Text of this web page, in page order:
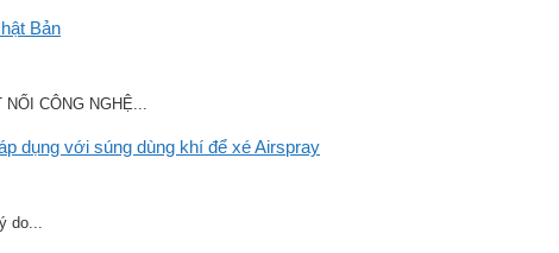
Bản
CÔNG NGHỆ...
dụng với súng dùng khí để xé Airspray
do...